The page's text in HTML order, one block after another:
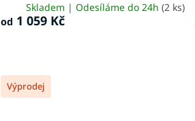
Skladem | Odesíláme do 24h(2 ks)
od 1 059 Kč
Výprodej